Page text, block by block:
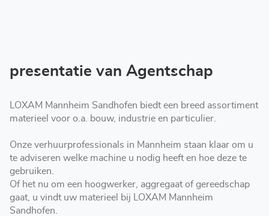
presentatie van Agentschap
LOXAM Mannheim Sandhofen biedt een breed assortiment
materieel voor o.a. bouw, industrie en particulier.
Onze verhuurprofessionals in Mannheim staan klaar om u
te adviseren welke machine u nodig heeft en hoe deze te
gebruiken.
Of het nu om een hoogwerker, aggregaat of gereedschap
gaat, u vindt uw materieel bij LOXAM Mannheim
Sandhofen.